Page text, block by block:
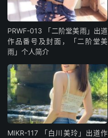
PRWF-013 「二阶堂美雨」出道
作品番号及封面，「二阶堂美
雨」个人简介
MIKR-117 「白川美玲」出道作